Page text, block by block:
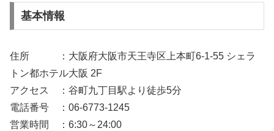
基本情報
住所 ：大阪府大阪市天王寺区上本町6-1-55 シェラ
トン都ホテル大阪 2F
アクセス ：谷町九丁目駅より徒歩5分
電話番号 ：06-6773-1245
営業時間 ：6:30～24:00